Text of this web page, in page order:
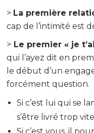
> La première
cap de l’intimité est
> Le premier « je
qui l’ayez dit en
le début d’un
forcément question.
Si c’est lui qui se
s’être livré trop